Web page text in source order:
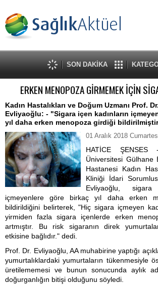
SON DAKİKA
ERKEN MENOPOZA GİRMEMEK İÇİN
Kadın Hastalıkları ve Doğum Uzmanı Prof.
Evliyaoğlu: - "Sigara içen kadınların
yıl daha erken menopoza girdiği
01 Aralık 2018
HATİCE ŞENSES
Üniversitesi Gülhane
Hastanesi Kadın
Kliniği İdari
Evliyaoğlu,
içmeyenlere göre birkaç yıl daha erken
bildirildiğini belirterek, "Hiç sigara içmeyen
yirmiden fazla sigara içenlerde erken
artmıştır. Bu risk sigaranın direk
etkisine bağlıdır." dedi.
Prof. Dr. Evliyaoğlu, AA muhabirine yaptığı
yumurtalıklardaki yumurtaların tükenmesiyle
üretilememesi ve bunun sonucunda aylık
doğurganlığın bitişi olduğunu söyledi.